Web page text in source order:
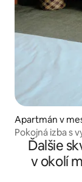
Apartmán v
Pokojná izba s
Ďalšie
v okolí